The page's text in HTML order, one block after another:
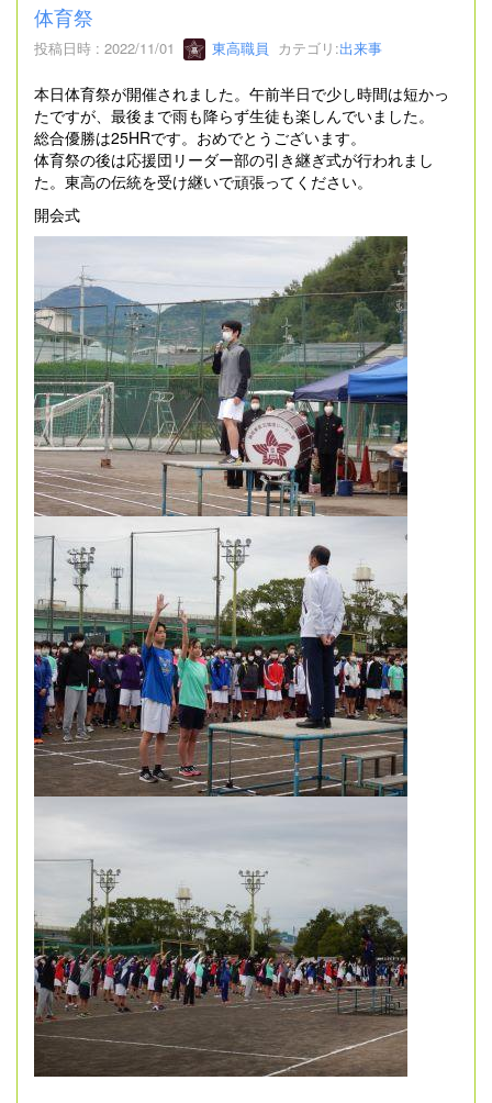
体育祭
投稿日時 : 2022/11/01 東高職員 カテゴリ:出来事
本日体育祭が開催されました。午前半日で少し時間は短かっ
たですが、最後まで雨も降らず生徒も楽しんでいました。
総合優勝は25HRです。おめでとうございます。
体育祭の後は応援団リーダー部の引き継ぎ式が行われまし
た。東高の伝統を受け継いで頑張ってください。
開会式